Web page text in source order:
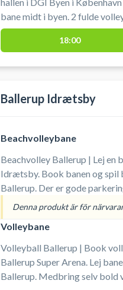
bane midt i byen. 2 fulde
centralt beliggende hos DGI Byen
på Tietgensgade 65, 1704
18:00
Ballerup Idrætsby
Beachvolleybane
Beachvolley Ballerup | Lej en
Idrætsby. Book banen og spil
Ballerup. Der er gode
banerne i Ballerup. Medbring
Denna produkt är för
Volleybane
Volleyball Ballerup | Book
Ballerup Super Arena. Lej
Ballerup. Medbring selv bold ved booking af